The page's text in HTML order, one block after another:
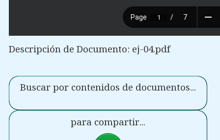
Descripción de Documento: ej-04.pdf
Buscar por contenidos de documentos...
para compartir...